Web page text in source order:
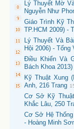
Lý Thuyết Mờ
Nguyễn Như
Giáo Trình Kỹ
TP.HCM 2009) -
Lý Thuyết Và
Hội 2006) - Tống
Điều Khiển Và
Bách Khoa
Kỹ Thuật Xung
Anh, 216 Trang
Cơ Sở Kỹ
Khắc Lâu, 250
Cơ Sở Hệ
- Hoàng Minh